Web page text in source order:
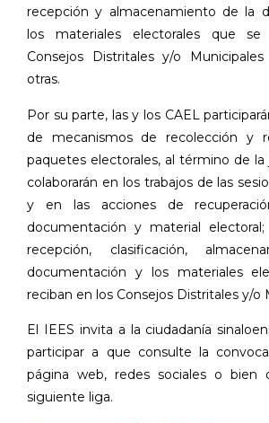
recepción y almacenamiento de la
los materiales electorales que
Consejos Distritales y/o
otras.
Por su parte, las y los CAEL
de mecanismos de recolección y
paquetes electorales, al término de la
colaborarán en los trabajos de las
y en las acciones de
documentación y material
recepción, clasificación,
documentación y los materiales
reciban en los Consejos Distritales y/o
El IEES invita a la ciudadanía
participar a que consulte la
página web, redes sociales o bien
siguiente liga.